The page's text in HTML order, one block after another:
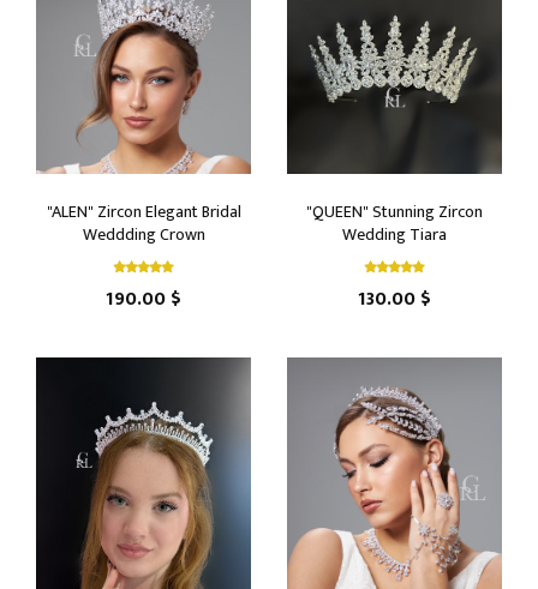
"ALEN" Zircon Elegant Bridal
Weddding Crown
190.00 $
"QUEEN" Stunning Zircon
Wedding Tiara
130.00 $